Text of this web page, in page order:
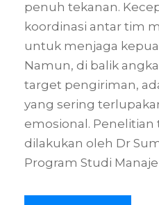
penuh tekanan.
koordinasi antar tim
untuk menjaga
Namun, di balik
target pengiriman,
yang sering
emosional. Penelitian
dilakukan oleh Dr
Program Studi